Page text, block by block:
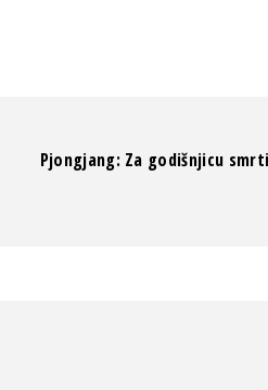
Pjongjang: Za godišnjicu